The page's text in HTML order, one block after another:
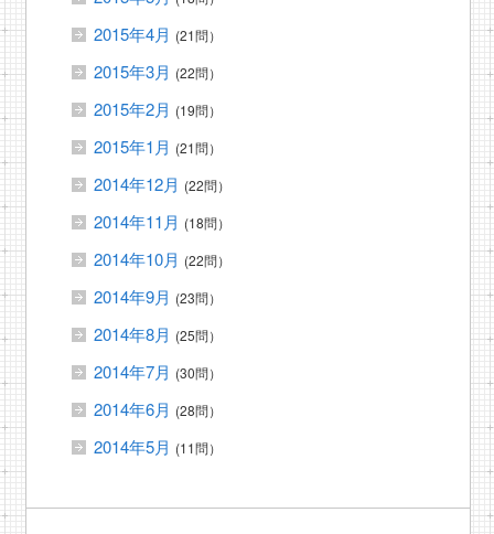
2015年4月 (21問）
2015年3月 (22問）
2015年2月 (19問）
2015年1月 (21問）
2014年12月 (22問）
2014年11月 (18問）
2014年10月 (22問）
2014年9月 (23問）
2014年8月 (25問）
2014年7月 (30問）
2014年6月 (28問）
2014年5月 (11問）